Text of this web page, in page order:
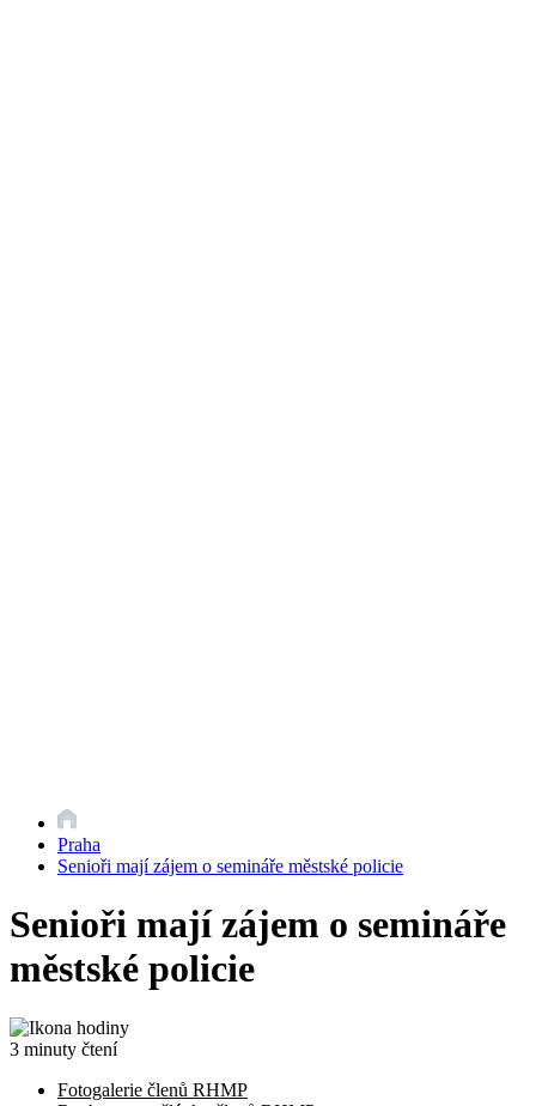
Praha
Senioři mají zájem o semináře městské policie
Senioři mají zájem o semináře
městské policie
3 minuty čtení
Fotogalerie členů RHMP